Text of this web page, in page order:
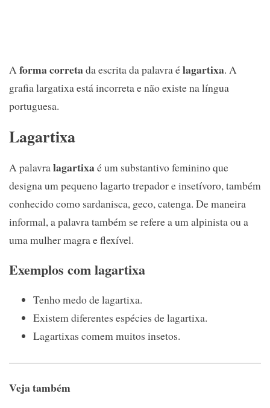
Aforma corretada escrita da palavra élagartixa. A
grafia largatixa está incorreta e não existe na língua
portuguesa.
Lagartixa
A palavralagartixaé um substantivo feminino que
designa um pequeno lagarto trepador e insetívoro, também
conhecido como sardanisca, geco, catenga. De maneira
informal, a palavra também se refere a um alpinista ou a
uma mulher magra e flexível.
Exemplos com lagartixa
Tenho medo de lagartixa.
Existem diferentes espécies de lagartixa.
Lagartixas comem muitos insetos.
Veja também